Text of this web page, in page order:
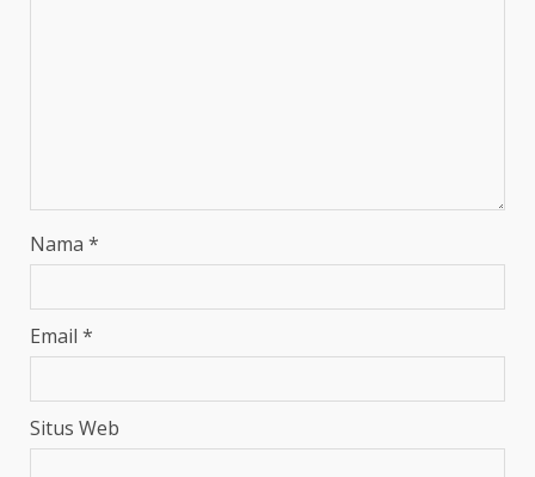
Nama *
Email *
Situs Web